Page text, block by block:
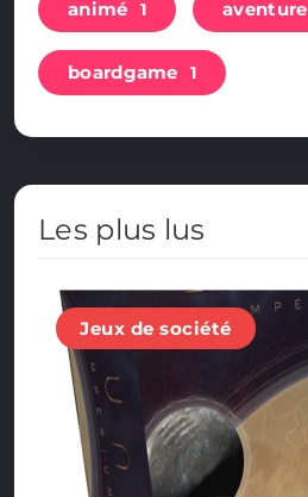
animé 1 aventure
boardgame 1
Les plus lus
Jeux de société